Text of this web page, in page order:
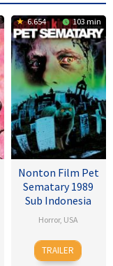
6.654 103 min
Nonton Film Pet
Sematary 1989
Sub Indonesia
Horror, USA
21
Apr
Mary
Lambert
TRAILER